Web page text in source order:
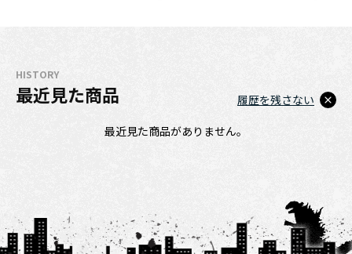
HISTORY
最近見た商品
最近見た商品がありません。
履歴を残さない